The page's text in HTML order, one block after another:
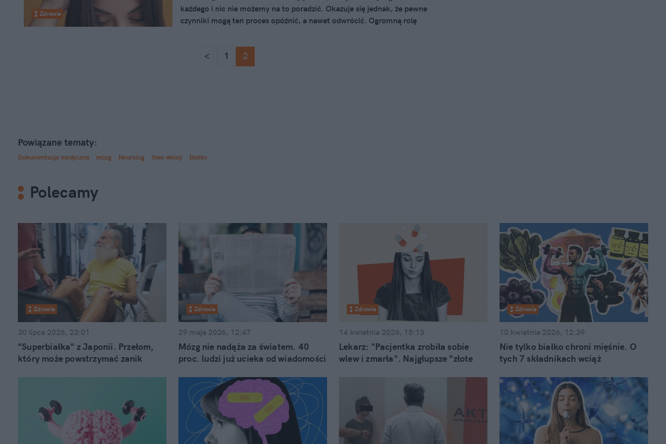
Zdrowie
każdego i nic nie możemy na to poradzić. Okazuje się jednak, że pewne
czynniki mogą ten proces opóźnić, a nawet odwrócić. Ogromną rolę
znaczenie szczególnie dla przedstawicieli Gen Z, ponieważ siwieją
znacznie wcześniej niż poprzednie pokolenia.
< 1 2
Powiązane tematy:
Dokumentacja medyczna mózg Neurolog Siwe włosy Białko
Polecamy
Zdrowie
30 lipca 2026, 23:01
"Superbiałka" z Japonii. Przełom,
który może powstrzymać zanik
Zdrowie
29 maja 2026, 12:47
Mózg nie nadąża za światem. 40
proc. ludzi już ucieka od wiadomości
Zdrowie
14 kwietnia 2026, 15:13
Lekarz: "Pacjentka zrobiła sobie
wlew i zmarła". Najgłupsze "złote
Zdrowie
10 kwietnia 2026, 12:39
Nie tylko białko chroni mięśnie. O
tych 7 składnikach wciąż